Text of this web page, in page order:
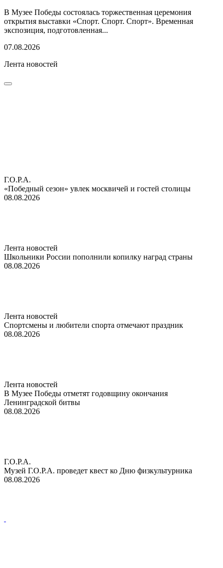
В Музее Победы состоялась торжественная церемония
открытия выставки «Спорт. Спорт. Спорт». Временная
экспозиция, подготовленная...
07.08.2026
Лента новостей
Г.О.Р.А.
«Победный сезон» увлек москвичей и гостей столицы
08.08.2026
Лента новостей
Школьники России пополнили копилку наград страны
08.08.2026
Лента новостей
Спортсмены и любители спорта отмечают праздник
08.08.2026
Лента новостей
В Музее Победы отметят годовщину окончания
Ленинградской битвы
08.08.2026
Г.О.Р.А.
Музей Г.О.Р.А. проведет квест ко Дню физкультурника
08.08.2026